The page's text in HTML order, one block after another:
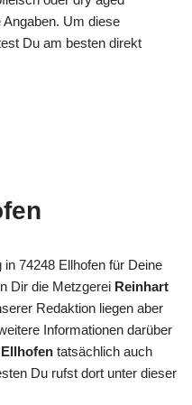
Um diese
Du am besten direkt
74248 Ellhofen für Deine
Dir die Metzgerei Reinhart
Redaktion liegen aber
Informationen darüber
tatsächlich auch
Du rufst dort unter dieser